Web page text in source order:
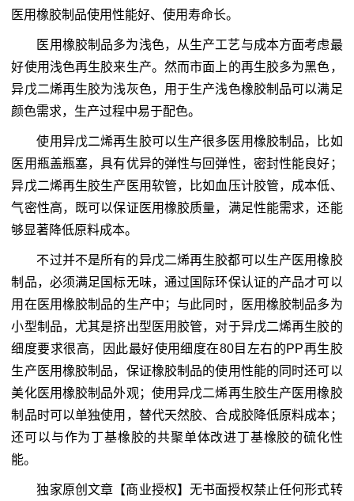
医用橡胶制品使用性能好、使用寿命长。
医用橡胶制品多为浅色，从生产工艺与成本方面考虑最
好使用浅色再生胶来生产。然而市面上的再生胶多为黑色，
异戊二烯再生胶为浅灰色，用于生产浅色橡胶制品可以满足
颜色需求，生产过程中易于配色。
使用异戊二烯再生胶可以生产很多医用橡胶制品，比如
医用瓶盖瓶塞，具有优异的弹性与回弹性，密封性能良好；
异戊二烯再生胶生产医用软管，比如血压计胶管，成本低、
气密性高，既可以保证医用橡胶质量，满足性能需求，还能
够显著降低原料成本。
不过并不是所有的异戊二烯再生胶都可以生产医用橡胶
制品，必须满足国标无味，通过国际环保认证的产品才可以
用在医用橡胶制品的生产中；与此同时，医用橡胶制品多为
小型制品，尤其是挤出型医用胶管，对于异戊二烯再生胶的
细度要求很高，因此最好使用细度在80目左右的PP再生胶
生产医用橡胶制品，保证橡胶制品的使用性能的同时还可以
美化医用橡胶制品外观；使用异戊二烯再生胶生产医用橡胶
制品时可以单独使用，替代天然胶、合成胶降低原料成本；
还可以与作为丁基橡胶的共聚单体改进丁基橡胶的硫化性
能。
独家原创文章【商业授权】无书面授权禁止任何形式转